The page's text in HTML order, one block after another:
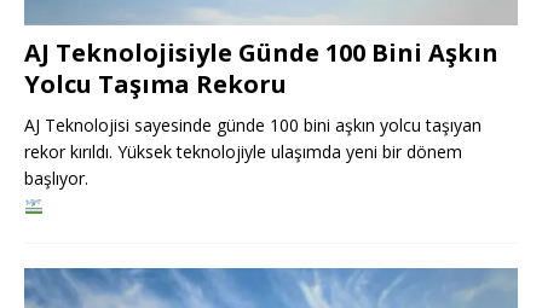
AJ Teknolojisiyle Günde 100 Bini Aşkın
Yolcu Taşıma Rekoru
AJ Teknolojisi sayesinde günde 100 bini aşkın yolcu taşıyan
rekor kırıldı. Yüksek teknolojiyle ulaşımda yeni bir dönem
başlıyor.